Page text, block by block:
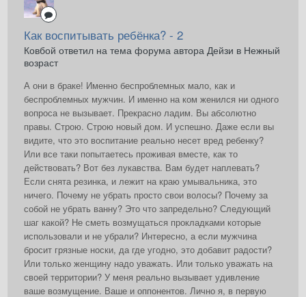
Как воспитывать ребёнка? - 2
Ковбой ответил на тема форума автора Дейзи в Нежный
возраст
А они в браке! Именно беспроблемных мало, как и
беспроблемных мужчин. И именно на ком женился ни одного
вопроса не вызывает. Прекрасно ладим. Вы абсолютно
правы. Строю. Строю новый дом. И успешно. Даже если вы
видите, что это воспитание реально несет вред ребенку?
Или все таки попытаетесь проживая вместе, как то
действовать? Вот без лукавства. Вам будет наплевать?
Если снята резинка, и лежит на краю умывальника, это
ничего. Почему не убрать просто свои волосы? Почему за
собой не убрать ванну? Это что запредельно? Следующий
шаг какой? Не сметь возмущаться прокладками которые
использовали и не убрали? Интересно, а если мужчина
бросит грязные носки, да где угодно, это добавит радости?
Или только женщину надо уважать. Или только уважать на
своей территории? У меня реально вызывает удивление
ваше возмущение. Ваше и оппонентов. Лично я, в первую